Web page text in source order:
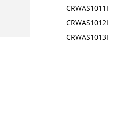
CRWAS1011I
CRWAS1012I
CRWAS1013I